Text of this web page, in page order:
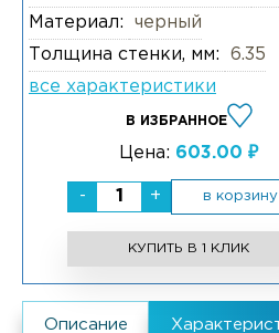
Материал:
черный
Толщина стенки, мм:
6.35
все характеристики
В ИЗБРАННОЕ
Цена: 603.00 ₽
- + в корзину
КУПИТЬ В 1 КЛИК